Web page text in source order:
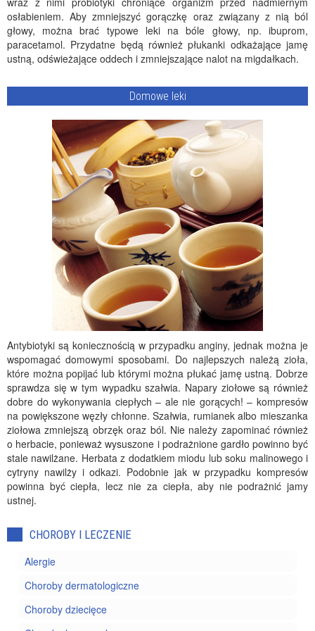
osłabieniem. Aby zmniejszyć gorączkę oraz związany z nią ból
głowy, można brać typowe leki na bóle głowy, np. ibuprom,
paracetamol. Przydatne będą również płukanki odkażające jamę
ustną, odświeżające oddech i zmniejszające nalot na migdałkach.
Domowe leki
Antybiotyki są koniecznością w przypadku anginy, jednak można je
wspomagać domowymi sposobami. Do najlepszych należą zioła,
które można popijać lub którymi można płukać jamę ustną. Dobrze
sprawdza się w tym wypadku szałwia. Napary ziołowe są również
dobre do wykonywania ciepłych – ale nie gorących! – kompresów
na powiększone węzły chłonne. Szałwia, rumianek albo mieszanka
ziołowa zmniejszą obrzęk oraz ból. Nie należy zapominać również
o herbacie, ponieważ wysuszone i podrażnione gardło powinno być
stale nawilżane. Herbata z dodatkiem miodu lub soku malinowego i
cytryny nawilży i odkazi. Podobnie jak w przypadku kompresów
powinna być ciepła, lecz nie za ciepła, aby nie podrażnić jamy
ustnej.
CHOROBY I LECZENIE
Alergie
Choroby dermatologiczne
Choroby dziecięce